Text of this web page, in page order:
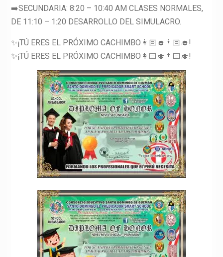
➡️SECUNDARIA: 8:20 – 10:40 AM CLASES NORMALES,
DE 11:10 – 1:20 DESARROLLO DEL SIMULACRO.
✨¡TÚ ERES EL PRÓXIMO CACHIMBO👩🏻‍🎓👨🏻‍🎓!
✨¡TÚ ERES EL PRÓXIMO CACHIMBO👩🏻‍🎓👨🏻‍🎓!